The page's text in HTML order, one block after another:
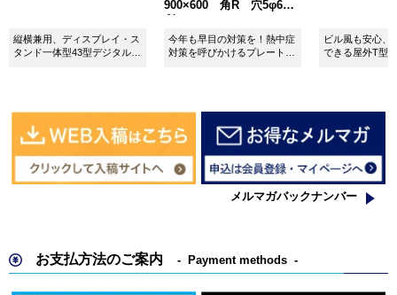
縦横兼用、ディスプレイ・ス
タンド一体型43型デジタルサ
900×600 角R 穴5φ6カ
今年も早目の対策を！熱中症
対策を呼びかけるプレート看
ビル風も安心、
できる屋外T型
メルマガバックナンバー
お支払方法のご案内 Payment methods